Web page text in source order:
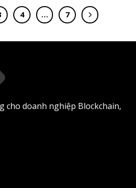
4 … 7
cho doanh nghiệp Blockchain,